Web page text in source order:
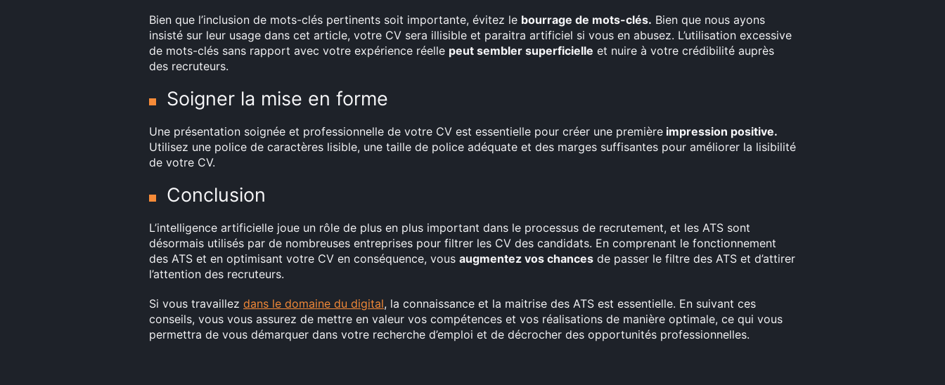
Bien que l’inclusion de mots-clés pertinents soit importante, évitez le bourrage de mots-clés. Bien que nous ayons
insisté sur leur usage dans cet article, votre CV sera illisible et paraitra artificiel si vous en abusez. L’utilisation excessive
de mots-clés sans rapport avec votre expérience réelle peut sembler superficielle et nuire à votre crédibilité auprès
des recruteurs.
Soigner la mise en forme
Une présentation soignée et professionnelle de votre CV est essentielle pour créer une première impression positive.
Utilisez une police de caractères lisible, une taille de police adéquate et des marges suffisantes pour améliorer la lisibilité
de votre CV.
Conclusion
L’intelligence artificielle joue un rôle de plus en plus important dans le processus de recrutement, et les ATS sont
désormais utilisés par de nombreuses entreprises pour filtrer les CV des candidats. En comprenant le fonctionnement
des ATS et en optimisant votre CV en conséquence, vous augmentez vos chances de passer le filtre des ATS et d’attirer
l’attention des recruteurs.
Si vous travaillez dans le domaine du digital, la connaissance et la maitrise des ATS est essentielle. En suivant ces
conseils, vous vous assurez de mettre en valeur vos compétences et vos réalisations de manière optimale, ce qui vous
permettra de vous démarquer dans votre recherche d’emploi et de décrocher des opportunités professionnelles.